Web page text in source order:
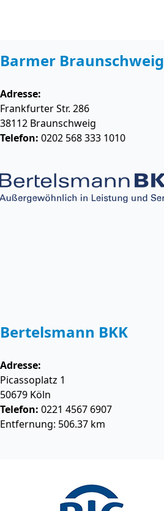
Barmer Braunschweig
Adresse:
Frankfurter Str. 286
38112 Braunschweig
Telefon: 0202 568 333 1010
Bertelsmann BKK
Adresse:
Picassoplatz 1
50679 Köln
Telefon: 0221 4567 6907
Entfernung: 506.37 km